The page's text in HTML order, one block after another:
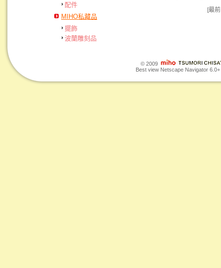
配件
MIHO私藏品
擺飾
波蘭雕刻品
[最
© 2009
Best view Netscape Navigator